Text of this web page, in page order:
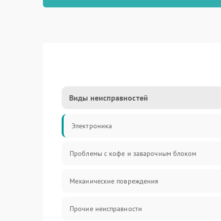
Виды неисправностей
Электроника
Проблемы с кофе и заварочным блоком
Механические повреждения
Прочие неисправности